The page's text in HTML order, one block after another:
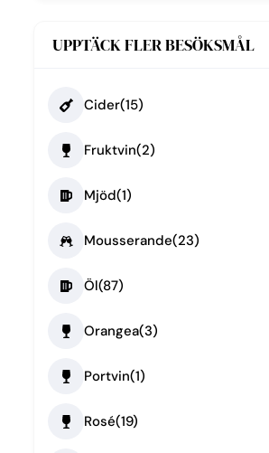
UPPTÄCK FLER BESÖKSMÅL
Cider(15)
Fruktvin(2)
Mjöd(1)
Mousserande(23)
Öl(87)
Orangea(3)
Portvin(1)
Rosé(19)